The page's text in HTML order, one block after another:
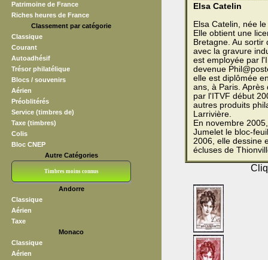
Patrimoine de France
Riches heures de France
Classement par catégorie
Classique
Courant
Autoadhésif
Trésor philatélique
Blocs / souvenirs
Aérien
Préoblitérés
Service (timbres de)
Taxe (timbres)
Colis
Bloc CNEP
Autre Catégories
Timbres moins connus
Andorre
Classique
Aérien
Taxe
Monaco
Classique
Aérien
Elsa Catelin
Elsa Catelin, née
Elle obtient une
Bretagne. Au
avec la gravure
est employée par
devenue
elle est diplômée
ans, à Paris.
par l'ITVF début
autres produits
Larrivière.
En novembre
Jumelet le bloc-
2006, elle dessine
écluses de